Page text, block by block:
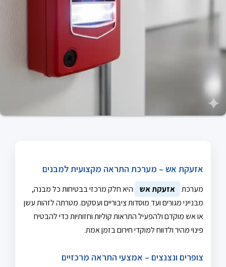
אזעקת אש – מערכת התראה מקצועית למבנים
מערכת אזעקת אש
היא חלק מרכזי בבטיחות כל מבנה,
מבנייני מגורים ועד מוסדות ציבוריים ועסקים. מטרתה לזהות עשן
או אש מוקדם ולהפעיל התראות קוליות וחזותיות כדי להבטיח
פינוי מהיר ולדווח למוקדי חירום בזמן אמת.
צופרים ונצנצים – אמצעי התראה מרכזיים